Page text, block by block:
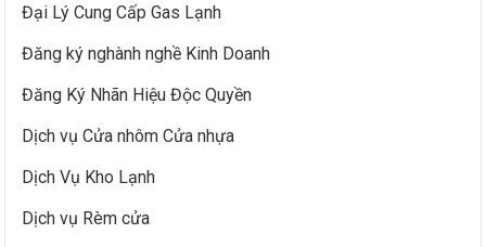
Đại Lý Cung Cấp Gas Lạnh
Đăng ký nghành nghề Kinh Doanh
Đăng Ký Nhãn Hiệu Độc Quyền
Dịch vụ Cửa nhôm Cửa nhựa
Dịch Vụ Kho Lạnh
Dịch vụ Rèm cửa